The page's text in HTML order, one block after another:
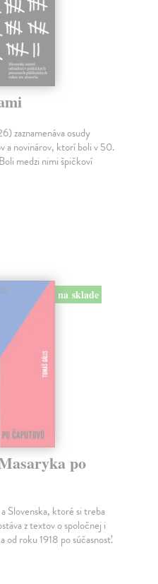
zaznamenáva osudy
a novinárov, ktorí boli v 50.
medzi nimi špičkoví
na sklade
po
Slovenska, ktoré si treba
z textov o spoločnej i
od roku 1918 po súčasnosť.